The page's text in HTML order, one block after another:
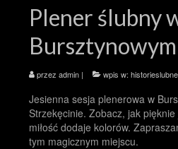
Plener ślubny
Bursztynowym
przez admin | wpis w: historieslubne
Jesienna sesja plenerowa w
Strzekęcinie. Zobacz, jak
miłość dodaje kolorów.
tym magicznym miejscu.